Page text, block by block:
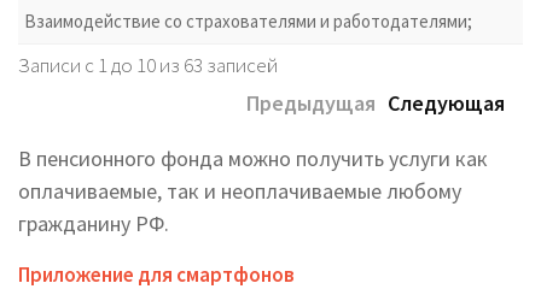
Взаимодействие со страхователями и работодателями;
Записи с 1 до 10 из 63 записей
Предыдущая Следующая
В пенсионного фонда можно получить услуги как
оплачиваемые, так и неоплачиваемые любому
гражданину РФ.
Приложение для смартфонов